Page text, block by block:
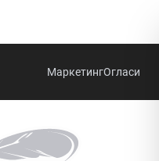
МаркетингОгласи